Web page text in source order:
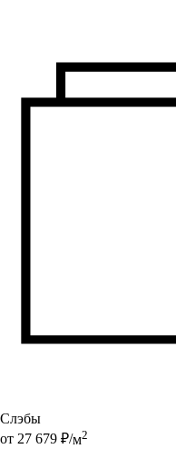
Слэбы
от 27 679 ₽/м2